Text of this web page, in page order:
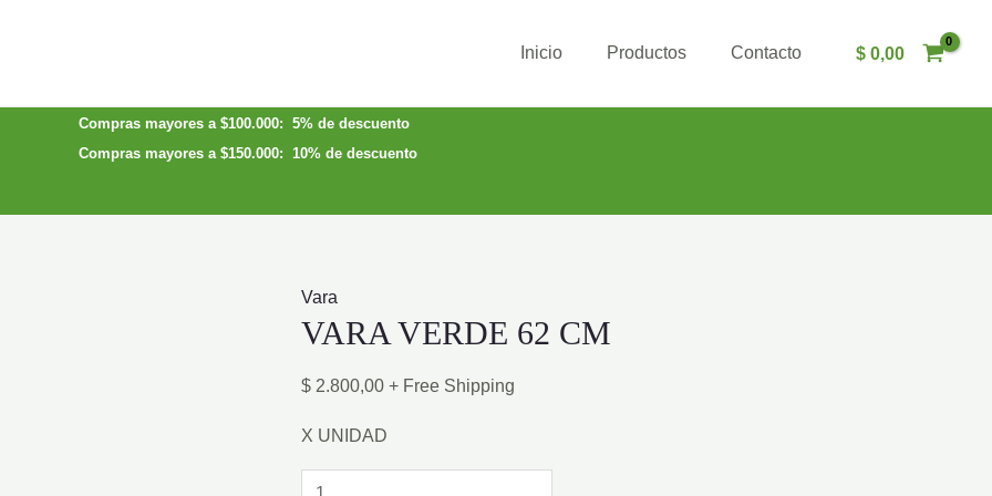
Inicio Productos Contacto $0,00
Compras mayores a $100.000: 5% de descuento
Compras mayores a $150.000: 10% de descuento
Vara
VARA VERDE 62 CM
$ 2.800,00 + Free Shipping
X UNIDAD
VARA